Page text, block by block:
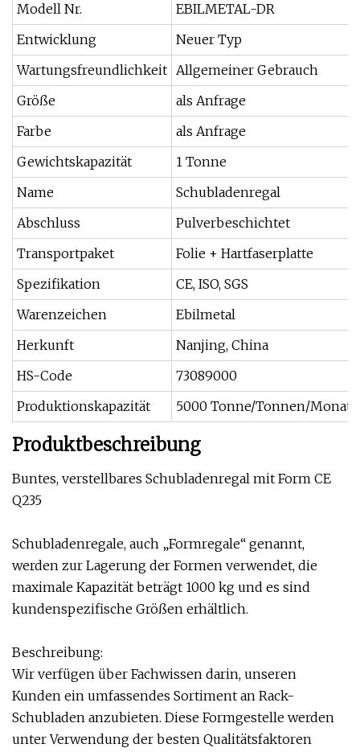
Modell Nr.
EBILMETAL-DR
Entwicklung
Neuer Typ
Wartungsfreundlichkeit Allgemeiner Gebrauch
Größe
als Anfrage
Farbe
als Anfrage
Gewichtskapazität
1 Tonne
Name
Schubladenregal
Abschluss
Pulverbeschichtet
Transportpaket
Folie + Hartfaserplatte
Spezifikation
CE, ISO, SGS
Warenzeichen
Ebilmetal
Herkunft
Nanjing, China
HS-Code
73089000
Produktionskapazität
5000 Tonne/Tonnen/Monat
Produktbeschreibung
Buntes, verstellbares Schubladenregal mit Form CE
Q235
Schubladenregale, auch „Formregale“ genannt,
werden zur Lagerung der Formen verwendet, die
maximale Kapazität beträgt 1000 kg und es sind
kundenspezifische Größen erhältlich.
Beschreibung:
Wir verfügen über Fachwissen darin, unseren
Kunden ein umfassendes Sortiment an Rack-
Schubladen anzubieten. Diese Formgestelle werden
unter Verwendung der besten Qualitätsfaktoren